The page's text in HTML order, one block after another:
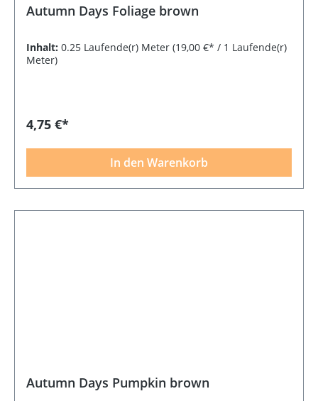
Autumn Days Foliage brown
Inhalt: 0.25 Laufende(r) Meter (19,00 €* / 1 Laufende(r)
Meter)
4,75 €*
In den Warenkorb
Autumn Days Pumpkin brown